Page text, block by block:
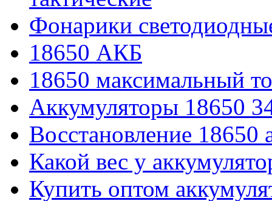
Фонарики
18650 АКБ
18650 максимальный
Аккумуляторы 18650
Восстановление 18650
Какой вес у
Купить оптом